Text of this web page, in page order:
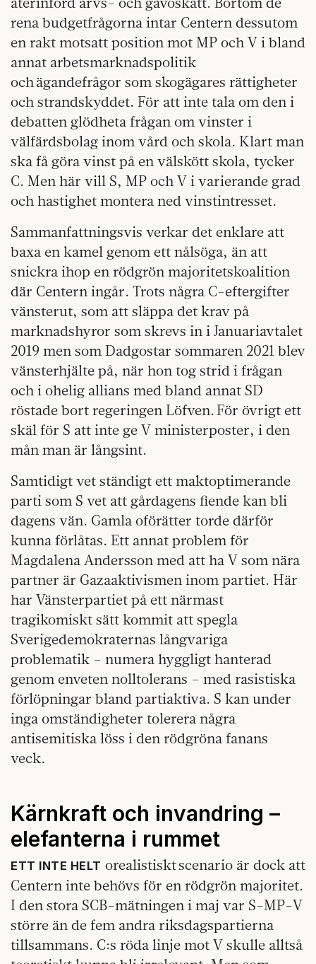
rena budgetfrågorna intar Centern dessutom
en rakt motsatt position mot MP och V i bland
annat arbetsmarknadspolitik
och ägandefrågor som skogägares rättigheter
och strandskyddet. För att inte tala om den i
debatten glödheta frågan om vinster i
välfärdsbolag inom vård och skola. Klart man
ska få göra vinst på en välskött skola, tycker
C. Men här vill S, MP och V i varierande grad
och hastighet montera ned vinstintresset.
Sammanfattningsvis verkar det enklare att
baxa en kamel genom ett nålsöga, än att
snickra ihop en rödgrön majoritetskoalition
där Centern ingår. Trots några C-eftergifter
vänsterut, som att släppa det krav på
marknadshyror som skrevs in i Januariavtalet
2019 men som Dadgostar sommaren 2021 blev
vänsterhjälte på, när hon tog strid i frågan
och i ohelig allians med bland annat SD
röstade bort regeringen Löfven. För övrigt ett
skäl för S att inte ge V ministerposter, i den
mån man är långsint.
Samtidigt vet ständigt ett maktoptimerande
parti som S vet att gårdagens fiende kan bli
dagens vän. Gamla oförätter torde därför
kunna förlåtas. Ett annat problem för
Magdalena Andersson med att ha V som nära
partner är Gazaaktivismen inom partiet. Här
har Vänsterpartiet på ett närmast
tragikomiskt sätt kommit att spegla
Sverigedemokraternas långvariga
problematik – numera hyggligt hanterad
genom enveten nolltolerans – med rasistiska
förlöpningar bland partiaktiva. S kan under
inga omständigheter tolerera några
antisemitiska löss i den rödgröna fanans
veck.
Kärnkraft och invandring –
elefanterna i rummet
ETT INTE HELT orealistiskt scenario är dock att
Centern inte behövs för en rödgrön majoritet.
I den stora SCB-mätningen i maj var S-MP-V
större än de fem andra riksdagspartierna
tillsammans. C:s röda linje mot V skulle alltså